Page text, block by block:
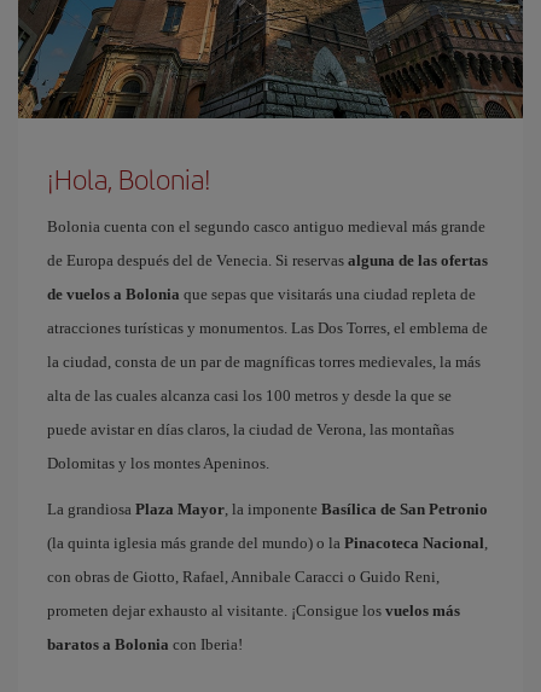
¡Hola, Bolonia!
Bolonia cuenta con el segundo casco antiguo medieval más grande
de Europa después del de Venecia. Si reservas alguna de las ofertas
de vuelos a Bolonia que sepas que visitarás una ciudad repleta de
atracciones turísticas y monumentos. Las Dos Torres, el emblema de
la ciudad, consta de un par de magníficas torres medievales, la más
alta de las cuales alcanza casi los 100 metros y desde la que se
puede avistar en días claros, la ciudad de Verona, las montañas
Dolomitas y los montes Apeninos.
La grandiosa Plaza Mayor, la imponente Basílica de San Petronio
(la quinta iglesia más grande del mundo) o la Pinacoteca Nacional,
con obras de Giotto, Rafael, Annibale Caracci o Guido Reni,
prometen dejar exhausto al visitante. ¡Consigue los vuelos más
baratos a Bolonia con Iberia!